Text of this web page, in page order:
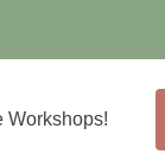
Workshops!